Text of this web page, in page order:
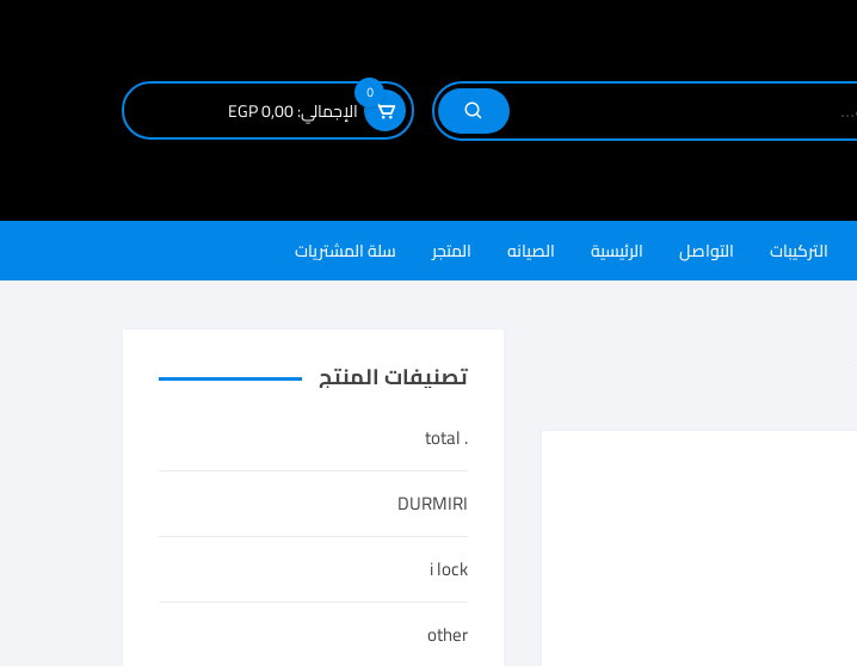
0
الإجمالي:0,00
EGP
التركيبات التواصل الرئيسية الصيانه المتجر سلة المشتريات
تصنيفات المنتج
. total
DURMIRI
i lock
other